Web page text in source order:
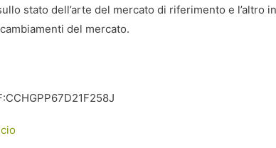
stato dell’arte del mercato di riferimento e l’altro
del mercato.